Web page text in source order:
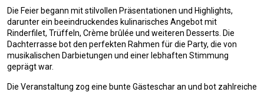
Die Feier begann mit stilvollen Präsentationen und Highlights,
darunter ein beeindruckendes kulinarisches Angebot mit
Rinderfilet, Trüffeln, Crème brûlée und weiteren Desserts. Die
Dachterrasse bot den perfekten Rahmen für die Party, die von
musikalischen Darbietungen und einer lebhaften Stimmung
geprägt war.
Die Veranstaltung zog eine bunte Gästeschar an und bot zahlreiche